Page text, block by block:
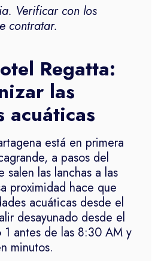
Verificar con los
contratar.
Regatta:
las
acuáticas
está en primera
a pasos del
salen las lanchas a las
proximidad hace que
acuáticas desde el
desayunado desde el
1 antes de las 8:30 AM y
minutos.